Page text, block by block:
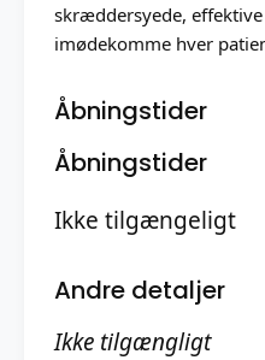
skræddersyede,
imødekomme hver
Åbningstider
Åbningstider
Ikke tilgængeligt
Andre detaljer
Ikke tilgængligt